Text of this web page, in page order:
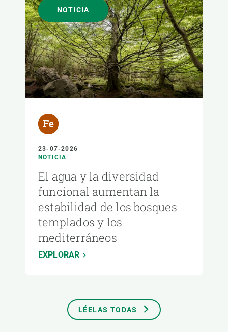
NOTICIA
23-07-2026
NOTICIA
El agua y la diversidad
funcional aumentan la
estabilidad de los bosques
templados y los
mediterráneos
EXPLORAR
LÉELAS TODAS